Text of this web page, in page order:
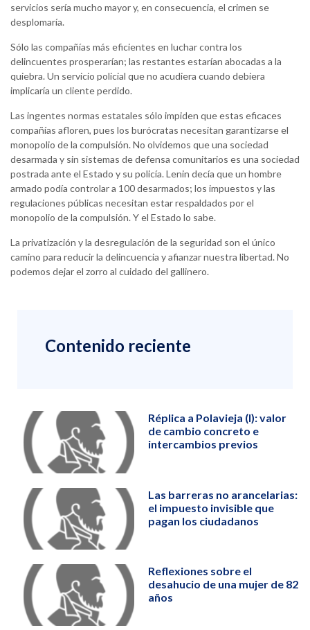
servicios sería mucho mayor y, en consecuencia, el crimen se
desplomaría.
Sólo las compañías más eficientes en luchar contra los
delincuentes prosperarían; las restantes estarían abocadas a la
quiebra. Un servicio policial que no acudiera cuando debiera
implicaría un cliente perdido.
Las ingentes normas estatales sólo impiden que estas eficaces
compañías afloren, pues los burócratas necesitan garantizarse el
monopolio de la compulsión. No olvidemos que una sociedad
desarmada y sin sistemas de defensa comunitarios es una sociedad
postrada ante el Estado y su policía. Lenin decía que un hombre
armado podía controlar a 100 desarmados; los impuestos y las
regulaciones públicas necesitan estar respaldados por el
monopolio de la compulsión. Y el Estado lo sabe.
La privatización y la desregulación de la seguridad son el único
camino para reducir la delincuencia y afianzar nuestra libertad. No
podemos dejar el zorro al cuidado del gallinero.
Contenido reciente
Réplica a Polavieja (I): valor
de cambio concreto e
intercambios previos
Las barreras no arancelarias:
el impuesto invisible que
pagan los ciudadanos
Reflexiones sobre el
desahucio de una mujer de 82
años